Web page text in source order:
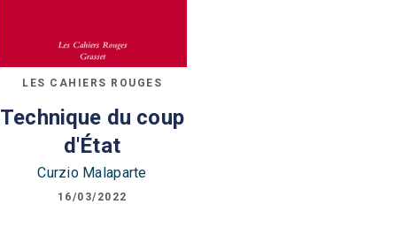
LES CAHIERS ROUGES
Technique du coup
d'État
Curzio Malaparte
16/03/2022